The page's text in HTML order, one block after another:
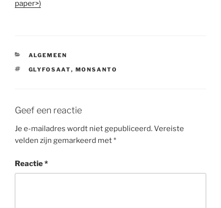
paper>)
CATEGORIEËN
ALGEMEEN
TAGS
GLYFOSAAT, MONSANTO
Geef een reactie
Je e-mailadres wordt niet gepubliceerd.Vereiste
velden zijn gemarkeerd met*
Reactie*